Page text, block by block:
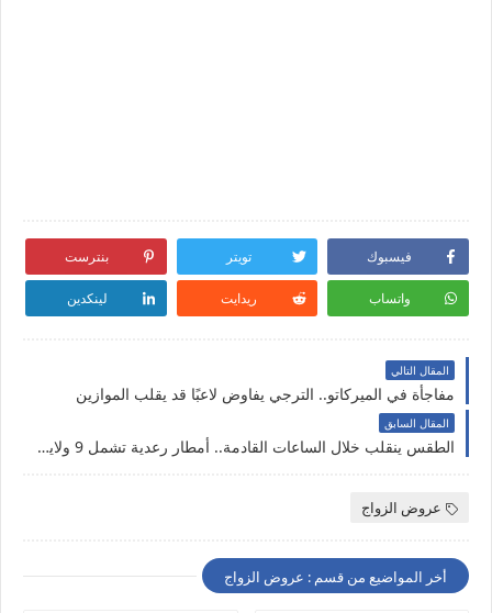
فيسبوك تويتر بنترست
واتساب ريدايت لينكدين
المقال التالي
مفاجأة في الميركاتو.. الترجي يفاوض لاعبًا قد يقلب الموازين
المقال السابق
الطقس ينقلب خلال الساعات القادمة.. أمطار رعدية تشمل 9 ولايات
عروض الزواج
أخر المواضيع من قسم : عروض الزواج